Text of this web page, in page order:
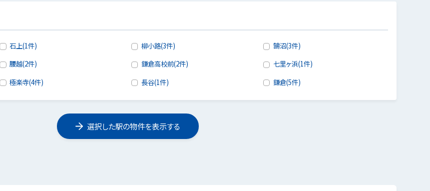
石上(1件) 柳小路(3件)
鵠沼(3件)
腰越(2件) 鎌倉高校前(2件)
七里ヶ浜(1件)
極楽寺(4件) 長谷(1件) 鎌倉(5件)
選択した駅の物件を表示する